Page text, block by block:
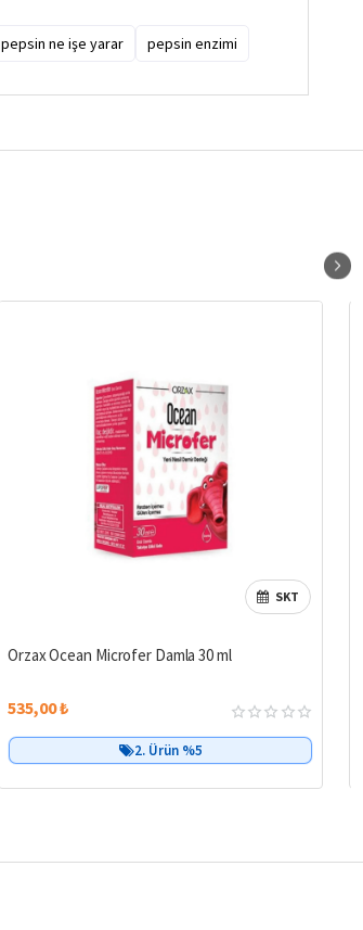
pepsin ne işe yarar pepsin enzimi
Çok Satan
SKT
Orzax Ocean Microfer Damla 30 ml
535,00 ₺
2. Ürün %5